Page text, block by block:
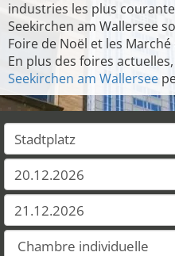
industries les plus
Seekirchen am Wallersee
Foire de Noël et les Marché
En plus des foires actuelles,
Seekirchen am Wallersee